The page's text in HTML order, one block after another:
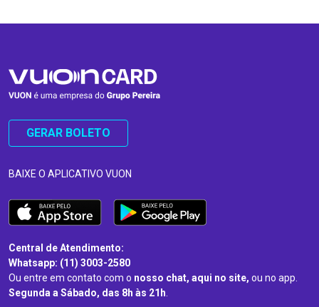
GERAR BOLETO
BAIXE O APLICATIVO VUON
Central de Atendimento:
Whatsapp: (11) 3003-2580
Ou entre em contato com o nosso chat, aqui no site, ou no app.
Segunda a Sábado, das 8h às 21h.